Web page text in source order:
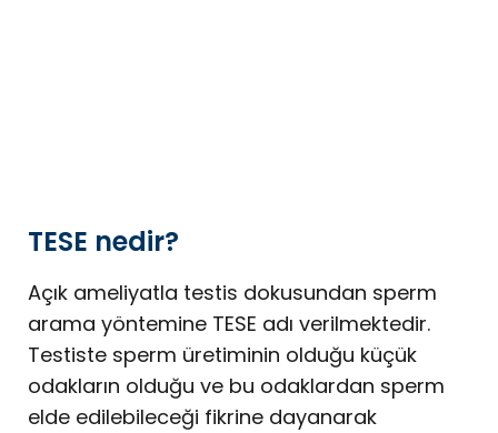
TESE nedir?
Açık ameliyatla testis dokusundan sperm
arama yöntemine TESE adı verilmektedir.
Testiste sperm üretiminin olduğu küçük
odakların olduğu ve bu odaklardan sperm
elde edilebileceği fikrine dayanarak